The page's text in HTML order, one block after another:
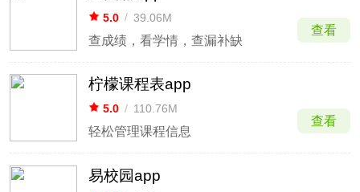
5.0 / 39.06M
查成绩，看学情，查漏补缺
查看
柠檬课程表app
5.0 / 110.76M
轻松管理课程信息
查看
易校园app